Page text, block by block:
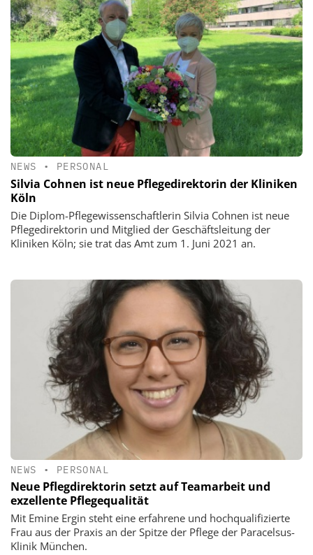
NEWS • PERSONAL
Silvia Cohnen ist neue Pflegedirektorin der Kliniken
Köln
Die Diplom-Pflegewissenschaftlerin Silvia Cohnen ist neue
Pflegedirektorin und Mitglied der Geschäftsleitung der
Kliniken Köln; sie trat das Amt zum 1. Juni 2021 an.
NEWS • PERSONAL
Neue Pflegdirektorin setzt auf Teamarbeit und
exzellente Pflegequalität
Mit Emine Ergin steht eine erfahrene und hochqualifizierte
Frau aus der Praxis an der Spitze der Pflege der Paracelsus-
Klinik München.